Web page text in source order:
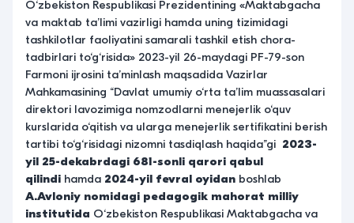
O‘zbekiston Respublikasi Prezidentining «Maktabgacha
va maktab ta’limi vazirligi hamda uning tizimidagi
tashkilotlar faoliyatini samarali tashkil etish chora-
tadbirlari to‘g‘risida» 2023-yil 26-maydagi PF-79-son
Farmoni ijrosini ta’minlash maqsadida Vazirlar
Mahkamasining “Davlat umumiy o‘rta ta’lim muassasalari
direktori lavozimiga nomzodlarni menejerlik o‘quv
kurslarida o‘qitish va ularga menejerlik sertifikatini berish
tartibi to‘g‘risidagi nizomni tasdiqlash haqida”gi 2023-
yil 25-dekabrdagi 681-sonli qarori qabul
qilindi hamda 2024-yil fevral oyidan boshlab
A.Avloniy nomidagi pedagogik mahorat milliy
institutida O‘zbekiston Respublikasi Maktabgacha va